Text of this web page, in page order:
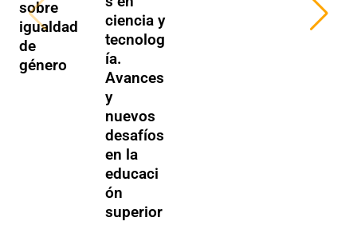
sobre
igualdad
de
género
ciencia y
tecnolog
ía.
Avances
y
nuevos
desafíos
en la
educaci
ón
superior